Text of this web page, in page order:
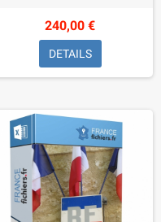
240,00 €
DETAILS